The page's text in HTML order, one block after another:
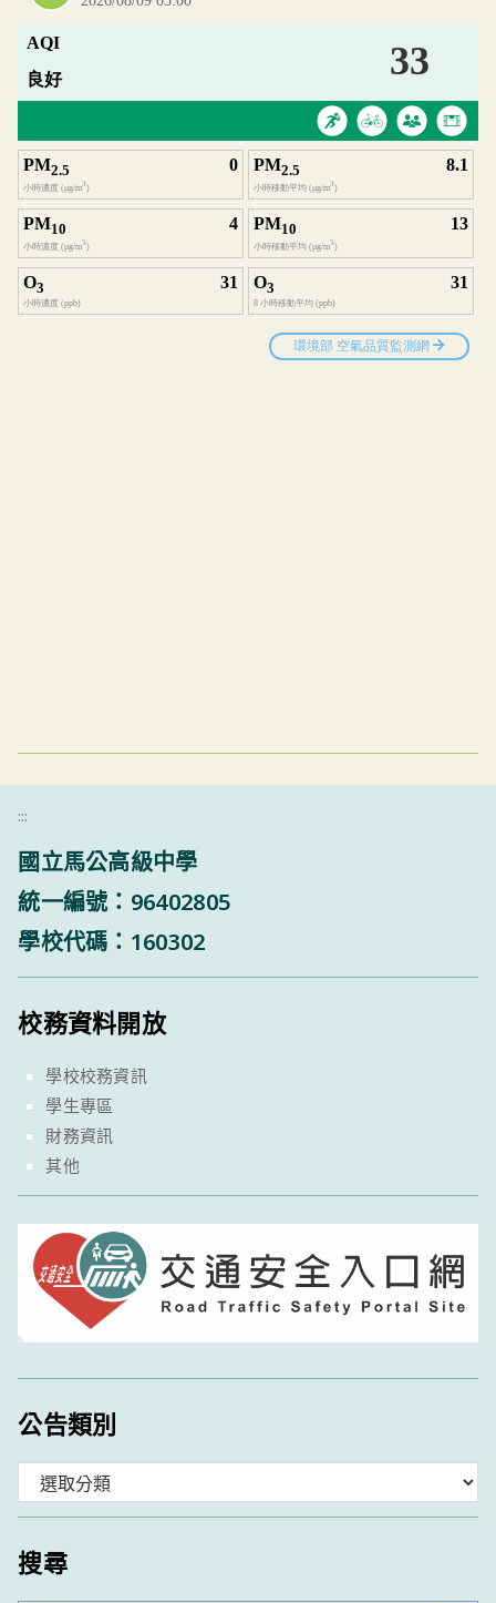
:::
國立馬公高級中學
統一編號：96402805
學校代碼：160302
校務資料開放
學校校務資訊
學生專區
財務資訊
其他
公告類別
類
搜尋